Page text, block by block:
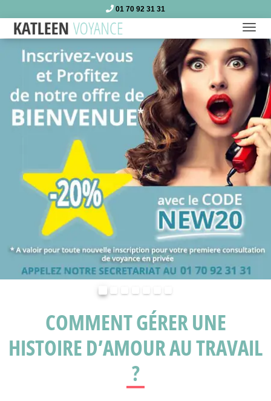
01 70 92 31 31
COMMENT GÉRER UNE
HISTOIRE D’AMOUR AU TRAVAIL
?